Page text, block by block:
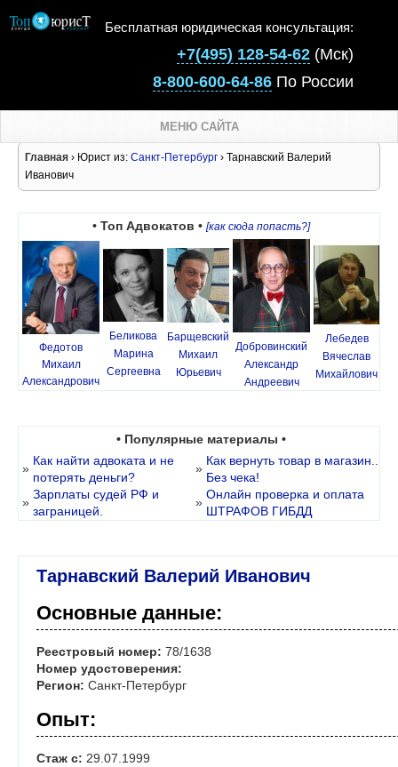
Бесплатная юридическая консультация:
+7(495) 128-54-62 (Мск)
8-800-600-64-86 По России
МЕНЮ САЙТА
Главная › Юрист из: Санкт-Петербург › Тарнавский Валерий
Иванович
• Топ Адвокатов • [как сюда попасть?]
Федотов
Михаил
Александрович
Беликова
Марина
Сергеевна
Барщевский
Михаил
Юрьевич
Добровинский
Александр
Андреевич
Лебедев
Вячеслав
Михайлович
• Популярные материалы •
»
Как найти адвоката и не
потерять деньги?
»
Как вернуть товар в магазин..
Без чека!
»
Зарплаты судей РФ и
заграницей.
»
Онлайн проверка и оплата
ШТРАФОВ ГИБДД
Тарнавский Валерий Иванович
Основные данные:
Реестровый номер: 78/1638
Номер удостоверения:
Регион: Санкт-Петербург
Опыт:
Стаж с: 29.07.1999